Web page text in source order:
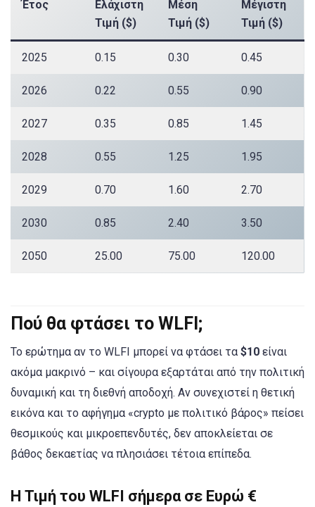
Έτος
Ελάχιστη
Τιμή ($)
Μέση
Τιμή ($)
Μέγιστη
Τιμή ($)
2025 0.15 0.30 0.45
2026 0.22 0.55 0.90
2027 0.35 0.85 1.45
2028 0.55 1.25 1.95
2029 0.70 1.60 2.70
2030 0.85 2.40 3.50
2050 25.00 75.00 120.00
Πού θα φτάσει το WLFI;
Το ερώτημα αν το WLFI μπορεί να φτάσει τα $10 είναι
ακόμα μακρινό – και σίγουρα εξαρτάται από την πολιτική
δυναμική και τη διεθνή αποδοχή. Αν συνεχιστεί η θετική
εικόνα και το αφήγημα «crypto με πολιτικό βάρος» πείσει
θεσμικούς και μικροεπενδυτές, δεν αποκλείεται σε
βάθος δεκαετίας να πλησιάσει τέτοια επίπεδα.
Η Τιμή του WLFI σήμερα σε Ευρώ €